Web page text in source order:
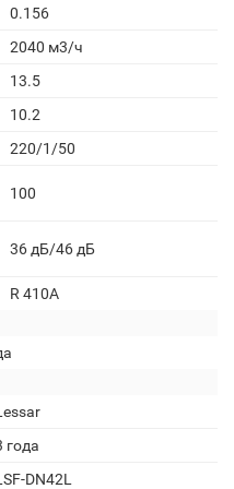
0.156
2040 м3/ч
13.5
10.2
220/1/50
100
36 дБ/46 дБ
R 410A
года
DN42L